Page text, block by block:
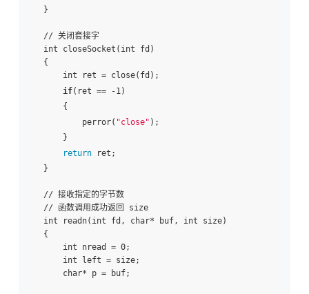
}
// 关闭套接字
int closeSocket(int fd)
{
int ret = close(fd);
if(ret == -1)
{
perror( "close" );
}
return ret;
}
// 接收指定的字节数
// 函数调用成功返回 size
int readn(int fd, char* buf, int size)
{
int nread = 0;
int left = size;
char* p = buf;